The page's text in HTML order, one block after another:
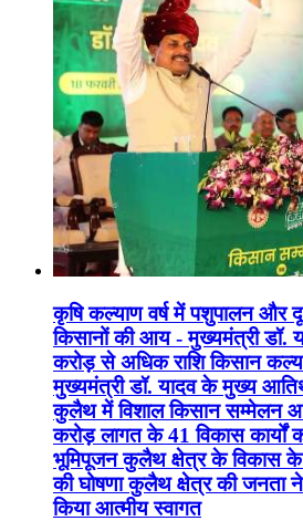
कृषि कल्याण वर्ष में पशुपालन और
किसानों की आय - मुख्यमंत्री डॉ.
करोड़ से अधिक राशि किसान
मुख्यमंत्री डॉ. यादव के मुख्य
कुलैथ में विशाल किसान सम्मेलन
करोड़ लागत के 41 विकास कार्यों
भूमिपूजन कुलैथ क्षेत्र के विकास के
की घोषणा कुलैथ क्षेत्र की जनता
किया आत्मीय स्वागत